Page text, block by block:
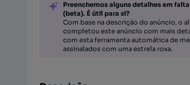
Preenchemos alguns detalhes em
(beta). É útil para si?
Com base na descrição do anúncio, o
completou este anúncio com mais
com esta ferramenta automática de
assinalados com uma estrela roxa.